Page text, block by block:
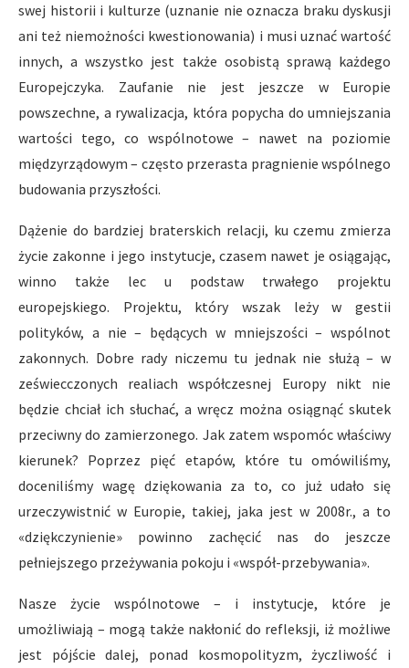
swej historii i kulturze (uznanie nie oznacza braku dyskusji
ani też niemożności kwestionowania) i musi uznać wartość
innych, a wszystko jest także osobistą sprawą każdego
Europejczyka. Zaufanie nie jest jeszcze w Europie
powszechne, a rywalizacja, która popycha do umniejszania
wartości tego, co wspólnotowe – nawet na poziomie
międzyrządowym – często przerasta pragnienie wspólnego
budowania przyszłości.
Dążenie do bardziej braterskich relacji, ku czemu zmierza
życie zakonne i jego instytucje, czasem nawet je osiągając,
winno także lec u podstaw trwałego projektu
europejskiego. Projektu, który wszak leży w gestii
polityków, a nie – będących w mniejszości – wspólnot
zakonnych. Dobre rady niczemu tu jednak nie służą – w
zeświecczonych realiach współczesnej Europy nikt nie
będzie chciał ich słuchać, a wręcz można osiągnąć skutek
przeciwny do zamierzonego. Jak zatem wspomóc właściwy
kierunek? Poprzez pięć etapów, które tu omówiliśmy,
doceniliśmy wagę dziękowania za to, co już udało się
urzeczywistnić w Europie, takiej, jaka jest w 2008r., a to
«dziękczynienie» powinno zachęcić nas do jeszcze
pełniejszego przeżywania pokoju i «współ-przebywania».
Nasze życie wspólnotowe – i instytucje, które je
umożliwiają – mogą także nakłonić do refleksji, iż możliwe
jest pójście dalej, ponad kosmopolityzm, życzliwość i